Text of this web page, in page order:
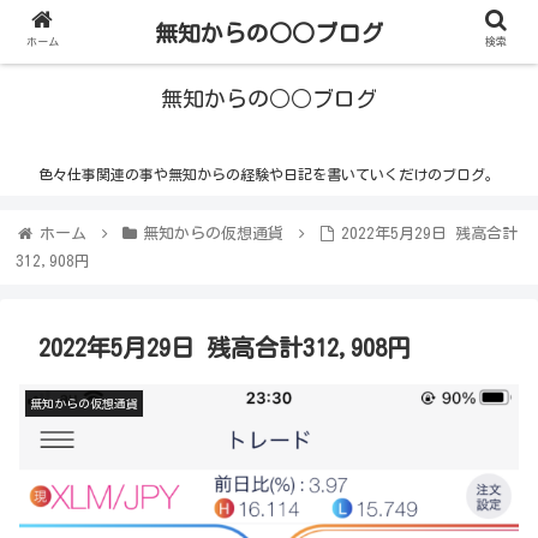
無知からの○○ブログ
色々仕事関連の事や無知からの経験や日記を書いていくだけのブログ。
ホーム 無知からの仮想通貨
2022年5月29日 残高合計
312,908円
2022年5月29日 残高合計312,908円
無知からの仮想通貨
ホーム 無知からの○○ブログ 検索